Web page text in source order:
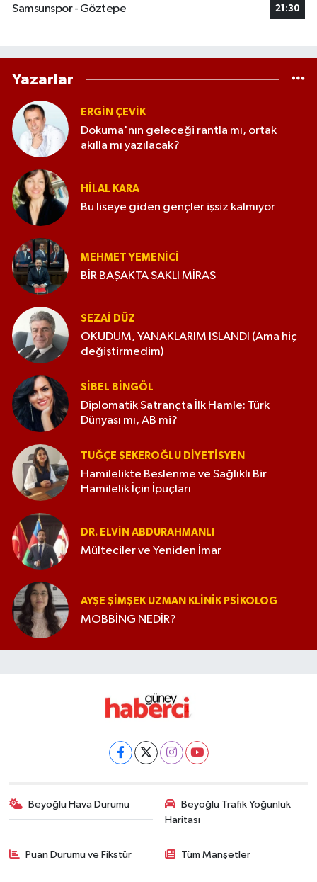
Samsunspor - Göztepe
21:30
Yazarlar
ERGIN ÇEVİK
Dokuma'nın geleceği rantla mı, ortak
akılla mı yazılacak?
HILAL KARA
Bu liseye giden gençler işsiz kalmıyor
MEHMET YEMENICI
BİR BAŞAKTA SAKLI MİRAS
SEZAI DÜZ
OKUDUM, YANAKLARIM ISLANDI (Ama hiç
değiştirmedim)
SIBEL BINGÖL
Diplomatik Satrançta İlk Hamle: Türk
Dünyası mı, AB mi?
TUĞÇE ŞEKEROĞLU DIYETISYEN
Hamilelikte Beslenme ve Sağlıklı Bir
Hamilelik İçin İpuçları
DR. ELVIN ABDURAHMANLI
Mülteciler ve Yeniden İmar
AYŞE ŞIMŞEK UZMAN KLINIK PSIKOLOG
MOBBİNG NEDİR?
Beyoğlu Hava Durumu
Beyoğlu Trafik Yoğunluk
Haritası
Puan Durumu ve Fikstür Tüm Manşetler